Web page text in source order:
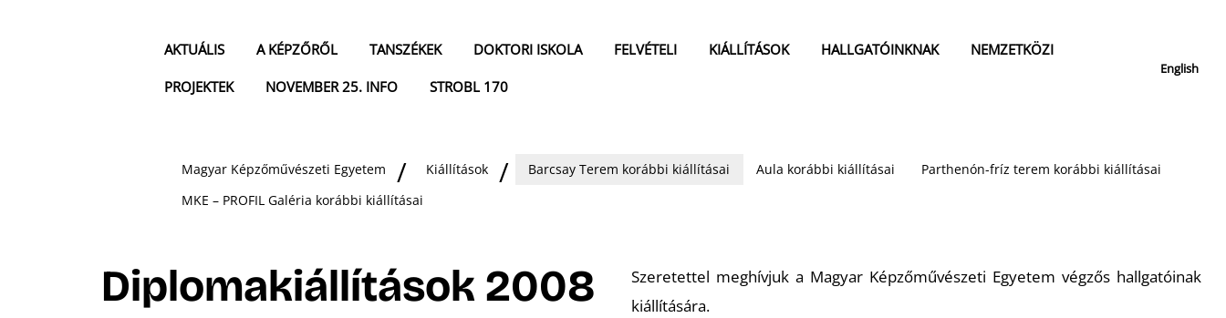
AKTUÁLIS A KÉPZŐRŐL TANSZÉKEK DOKTORI ISKOLA FELVÉTELI KIÁLLÍTÁSOK HALLGATÓINKNAK
NEMZETKÖZI
PROJEKTEK
NOVEMBER 25. INFO STROBL 170
English
Magyar Képzőművészeti Egyetem Kiállítások Barcsay Terem korábbi kiállításai Aula korábbi kiállításai
Parthenón-fríz terem korábbi kiállításai
MKE – PROFIL Galéria korábbi kiállításai
Diplomakiállítások 2008
Szeretettel meghívjuk a Magyar Képzőművészeti Egyetem végzős hallgatóinak
kiállítására.